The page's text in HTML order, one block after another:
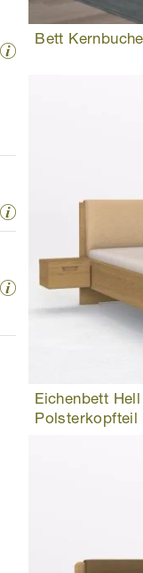
Bett
Eichenbett
Polsterkopfteil